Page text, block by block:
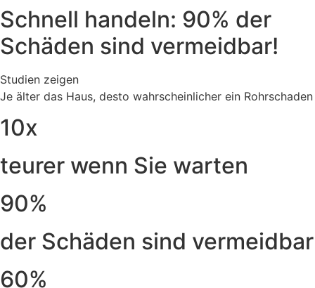
Schnell handeln: 90% der
Schäden sind vermeidbar!
Studien zeigen
Je älter das Haus, desto wahrscheinlicher ein Rohrschaden
10x
teurer wenn Sie warten
90%
der Schäden sind vermeidbar
60%